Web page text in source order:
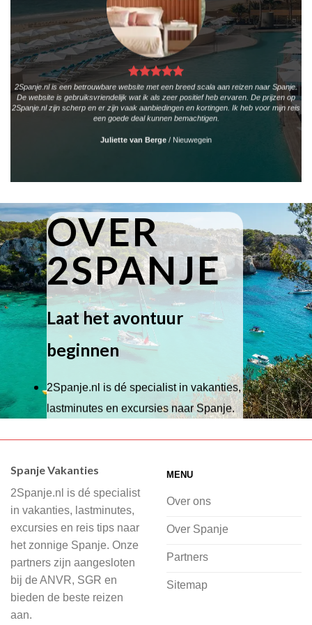
2Spanje.nl is een betrouwbare website met een breed scala aan reizen naar Spanje.
De website is gebruiksvriendelijk wat ik als zeer positief heb ervaren. De prijzen op
2Spanje.nl zijn scherp en er zijn vaak aanbiedingen en kortingen. Ik heb voor mijn reis
een goede deal kunnen bemachtigen.
Juliette van Berge / Nieuwegein
OVER
2SPANJE
Laat het avontuur
beginnen
2Spanje.nl is dé specialist in vakanties,
lastminutes en excursies naar Spanje.
Wij hebben een breed scala aan
of je nu wilt relaxen op het strand,
cultuur wilt ontdekken of avontuur zoekt
in de natuur.
Bij 2Spanje.nl begint de voorpret al
voordat je het vliegtuig instapt, door
inspiratie op te doen over dit zonnige
Spanje Vakanties
2Spanje.nl is dé specialist
in vakanties, lastminutes,
excursies en reis tips naar
het zonnige Spanje. Onze
partners zijn aangesloten
bij de ANVR, SGR en
bieden de beste reizen
aan.
MENU
Over ons
Over Spanje
Partners
Sitemap